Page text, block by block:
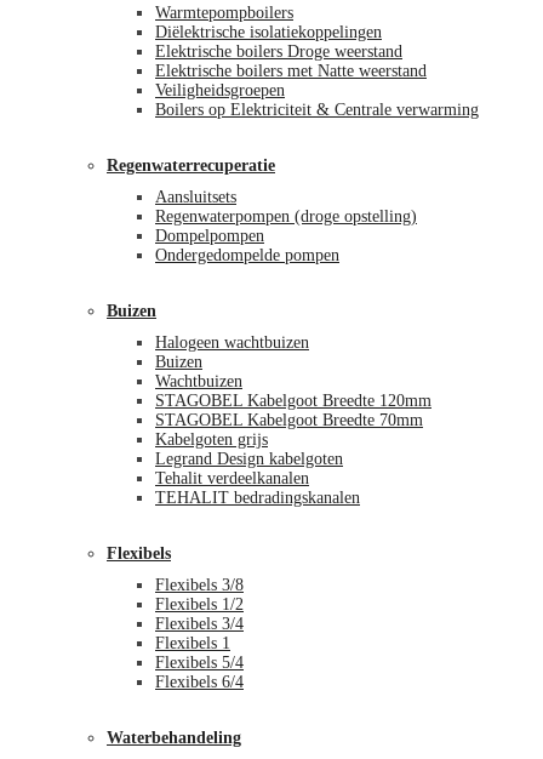
Warmtepompboilers
Diëlektrische isolatiekoppelingen
Elektrische boilers Droge weerstand
Elektrische boilers met Natte weerstand
Veiligheidsgroepen
Boilers op Elektriciteit & Centrale verwarming
Regenwaterrecuperatie
Aansluitsets
Regenwaterpompen (droge opstelling)
Dompelpompen
Ondergedompelde pompen
Buizen
Halogeen wachtbuizen
Buizen
Wachtbuizen
STAGOBEL Kabelgoot Breedte 120mm
STAGOBEL Kabelgoot Breedte 70mm
Kabelgoten grijs
Legrand Design kabelgoten
Tehalit verdeelkanalen
TEHALIT bedradingskanalen
Flexibels
Flexibels 3/8
Flexibels 1/2
Flexibels 3/4
Flexibels 1
Flexibels 5/4
Flexibels 6/4
Waterbehandeling